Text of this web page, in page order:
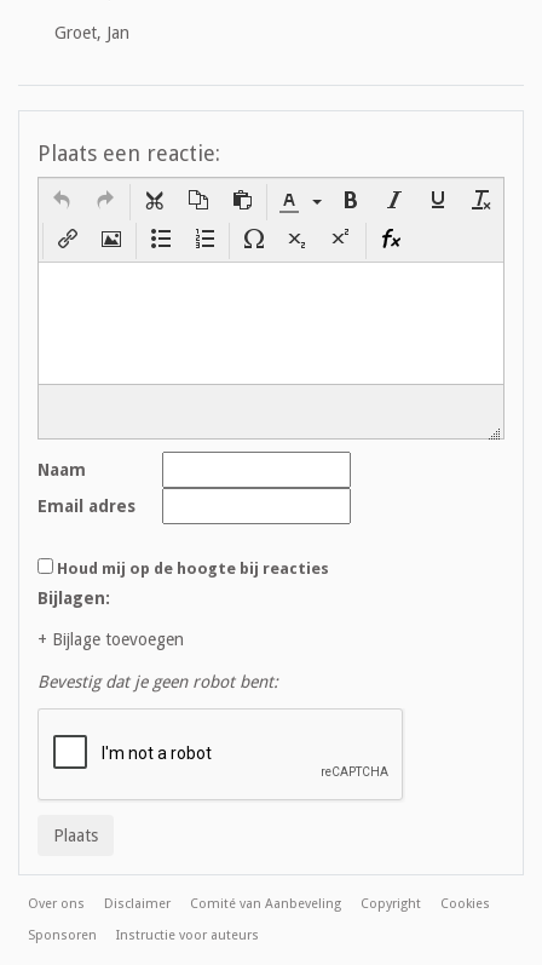
Groet, Jan
Plaats een reactie:
Naam
Email adres
Houd mij op de hoogte bij reacties
Bijlagen:
+ Bijlage toevoegen
Bevestig dat je geen robot bent:
Over ons Disclaimer Comité van Aanbeveling Copyright
Cookies
Sponsoren
Instructie voor auteurs